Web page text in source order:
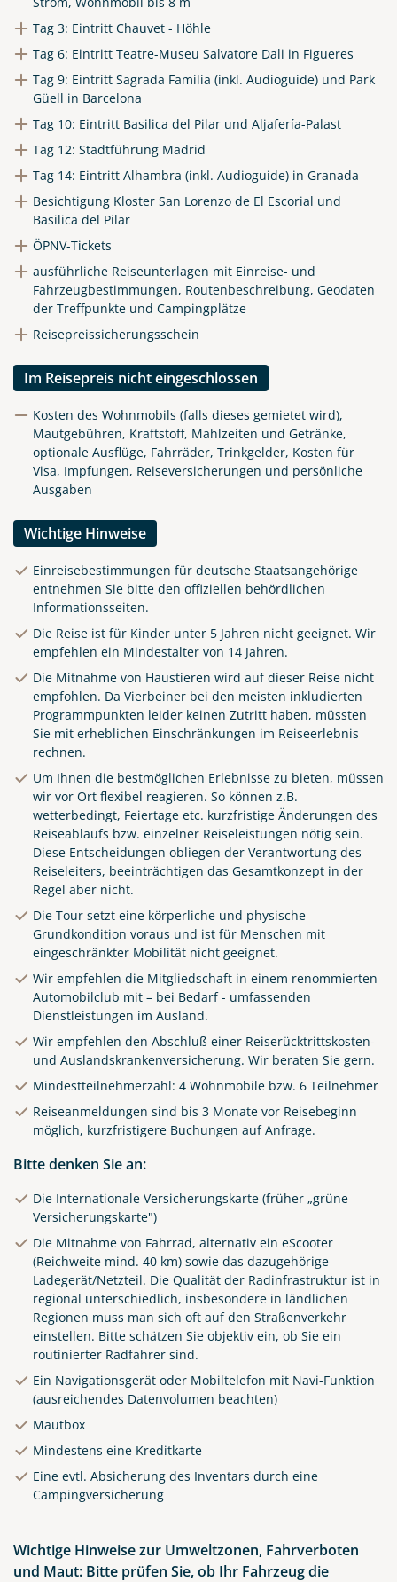
Royal area in Barcelona,
Spain. Fountain with statues
traditional Spanish
architecture at main central
square of old town. Summer
landscape with blue sky and
clouds.
© Yasonya - stock.adobe.com
Tag 3: Eintritt Chauvet - Höhle
Tag 6: Eintritt Teatre-Museu Salvatore Dali in Figueres
Tag 9: Eintritt Sagrada Familia (inkl. Audioguide) und Park
Güell in Barcelona
Tag 10: Eintritt Basilica del Pilar und Aljafería-Palast
Tag 12: Stadtführung Madrid
Tag 14: Eintritt Alhambra (inkl. Audioguide) in Granada
Besichtigung Kloster San Lorenzo de El Escorial und
Basilica del Pilar
ÖPNV-Tickets
ausführliche Reiseunterlagen mit Einreise- und
Fahrzeugbestimmungen, Routenbeschreibung, Geodaten
der Treffpunkte und Campingplätze
Reisepreissicherungsschein
Im Reisepreis nicht eingeschlossen
Kosten des Wohnmobils (falls dieses gemietet wird),
Mautgebühren, Kraftstoff, Mahlzeiten und Getränke,
optionale Ausflüge, Fahrräder, Trinkgelder, Kosten für
Visa, Impfungen, Reiseversicherungen und persönliche
Ausgaben
Wichtige Hinweise
Einreisebestimmungen für deutsche Staatsangehörige
entnehmen Sie bitte den offiziellen behördlichen
Informationsseiten.
Die Reise ist für Kinder unter 5 Jahren nicht geeignet. Wir
empfehlen ein Mindestalter von 14 Jahren.
Die Mitnahme von Haustieren wird auf dieser Reise nicht
empfohlen. Da Vierbeiner bei den meisten inkludierten
Programmpunkten leider keinen Zutritt haben, müssten
Sie mit erheblichen Einschränkungen im Reiseerlebnis
rechnen.
Um Ihnen die bestmöglichen Erlebnisse zu bieten, müssen
wir vor Ort flexibel reagieren. So können z.B.
wetterbedingt, Feiertage etc. kurzfristige Änderungen des
Reiseablaufs bzw. einzelner Reiseleistungen nötig sein.
Diese Entscheidungen obliegen der Verantwortung des
Reiseleiters, beeinträchtigen das Gesamtkonzept in der
Regel aber nicht.
Die Tour setzt eine körperliche und physische
Grundkondition voraus und ist für Menschen mit
eingeschränkter Mobilität nicht geeignet.
Wir empfehlen die Mitgliedschaft in einem renommierten
Automobilclub mit – bei Bedarf - umfassenden
Dienstleistungen im Ausland.
Wir empfehlen den Abschluß einer Reiserücktrittskosten-
und Auslandskrankenversicherung. Wir beraten Sie gern.
Mindestteilnehmerzahl: 4 Wohnmobile bzw. 6 Teilnehmer
Reiseanmeldungen sind bis 3 Monate vor Reisebeginn
möglich, kurzfristigere Buchungen auf Anfrage.
Bitte denken Sie an:
Die Internationale Versicherungskarte (früher „grüne
Versicherungskarte")
Die Mitnahme von Fahrrad, alternativ ein eScooter
(Reichweite mind. 40 km) sowie das dazugehörige
Ladegerät/Netzteil. Die Qualität der Radinfrastruktur ist in
regional unterschiedlich, insbesondere in ländlichen
Regionen muss man sich oft auf den Straßenverkehr
einstellen. Bitte schätzen Sie objektiv ein, ob Sie ein
routinierter Radfahrer sind.
Ein Navigationsgerät oder Mobiltelefon mit Navi-Funktion
(ausreichendes Datenvolumen beachten)
Mautbox
Mindestens eine Kreditkarte
Eine evtl. Absicherung des Inventars durch eine
Campingversicherung
Wichtige Hinweise zur Umweltzonen, Fahrverboten
und Maut: Bitte prüfen Sie, ob Ihr Fahrzeug die